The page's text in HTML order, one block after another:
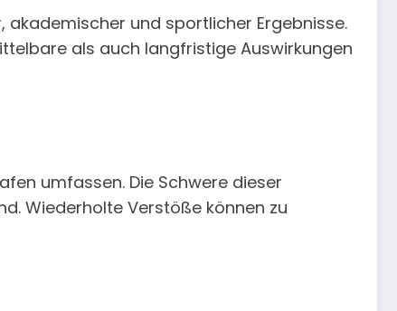
akademischer und sportlicher Ergebnisse.
als auch langfristige Auswirkungen
umfassen. Die Schwere dieser
Wiederholte Verstöße können zu